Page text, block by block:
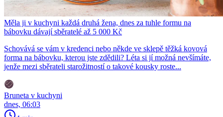
Měla ji v kuchyni každá druhá žena, dnes za tuhle formu na
bábovku dávají sběratelé až 5 000 Kč
Schovává se vám v kredenci nebo někde ve sklepě těžká kovová
forma na bábovku, kterou jste zdědili? Léta si jí možná nevšímáte,
jenže mezi sběrateli starožitností o takové kousky roste...
Bruneta v kuchyni
dnes, 06:03